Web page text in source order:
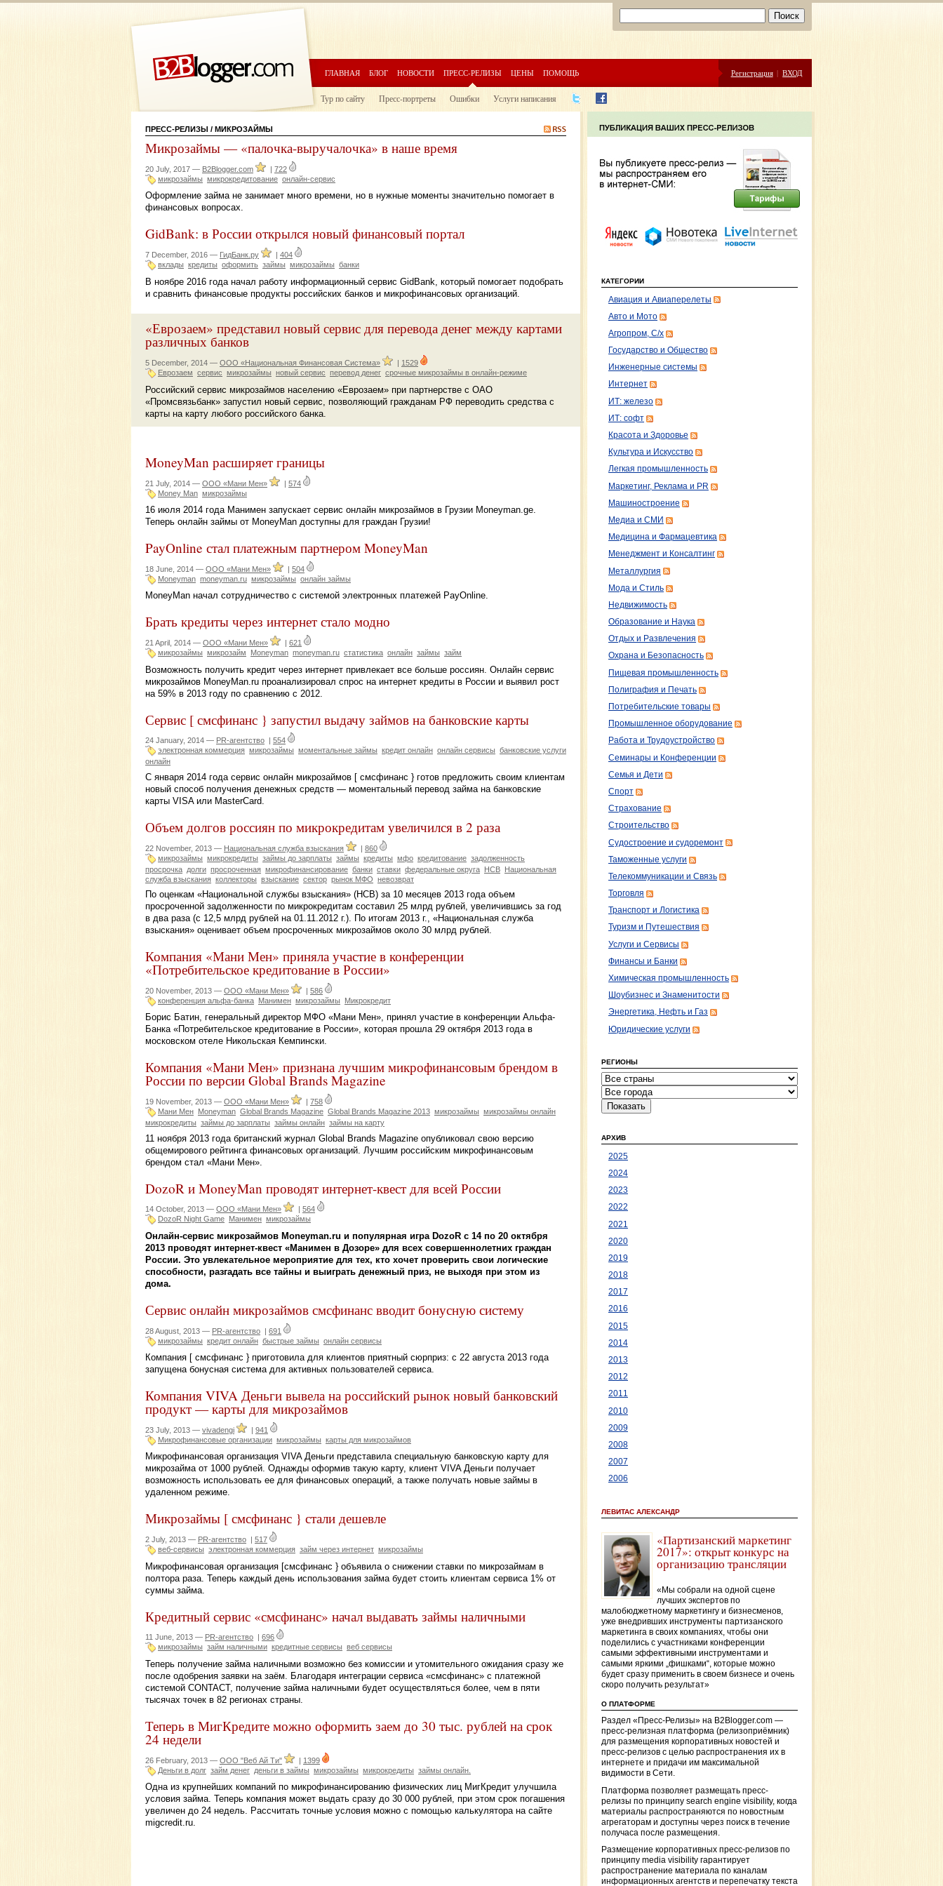
ГЛАВНАЯ БЛОГ НОВОСТИ ПРЕСС-РЕЛИЗЫ ЦЕНЫ ПОМОЩЬ Регистрация | ВХОД
Тур по сайту Пресс-портреты Ошибки Услуги написания
ПРЕСС-РЕЛИЗЫ / МИКРОЗАЙМЫ
Микрозаймы — «палочка-выручалочка» в наше время
20 July, 2017 — B2Blogger.com | 722
микрозаймы микрокредитование онлайн-сервис
Оформление займа не занимает много времени, но в нужные моменты значительно помогает в
финансовых вопросах.
GidBank: в России открылся новый финансовый портал
7 December, 2016 — ГидБанк.ру | 404
вклады кредиты оформить займы микрозаймы банки
В ноябре 2016 года начал работу информационный сервис GidBank, который помогает подобрать
и сравнить финансовые продукты российских банков и микрофинансовых организаций.
«Еврозаем» представил новый сервис для перевода денег между картами
различных банков
5 December, 2014 — ООО «Национальная Финансовая Система»
1529
Еврозаем сервис микрозаймы новый сервис перевод денег срочные микрозаймы в онлайн-режиме
Российский сервис микрозаймов населению «Еврозаем» при партнерстве с ОАО
«Промсвязьбанк» запустил новый сервис, позволяющий гражданам РФ переводить средства с
карты на карту любого российского банка.
MoneyMan расширяет границы
21 July, 2014 — ООО «Мани Мен» | 574
Money Man микрозаймы
16 июля 2014 года Манимен запускает сервис онлайн микрозаймов в Грузии Moneyman.ge.
Теперь онлайн займы от MoneyMan доступны для граждан Грузии!
PayOnline стал платежным партнером MoneyMan
18 June, 2014 — ООО «Мани Мен» | 504
Moneyman moneyman.ru микрозаймы онлайн займы
MoneyMan начал сотрудничество с системой электронных платежей PayOnline.
Брать кредиты через интернет стало модно
21 April, 2014 — ООО «Мани Мен» | 621
микрозаймы микрозайм Moneyman moneyman.ru статистика онлайн займы займ
Возможность получить кредит через интернет привлекает все больше россиян. Онлайн сервис
микрозаймов MoneyMan.ru проанализировал спрос на интернет кредиты в России и выявил рост
на 59% в 2013 году по сравнению с 2012.
Сервис [ смсфинанс } запустил выдачу займов на банковские карты
24 January, 2014 — PR-агентство
554
электронная коммерция микрозаймы моментальные займы кредит онлайн онлайн сервисы банковские услуги
онлайн
С января 2014 года сервис онлайн микрозаймов [ смсфинанс } готов предложить своим клиентам
новый способ получения денежных средств — моментальный перевод займа на банковские
карты VISA или MasterCard.
Объем долгов россиян по микрокредитам увеличился в 2 раза
22 November, 2013 — Национальная служба взыскания | 860
микрозаймы микрокредиты займы до зарплаты займы кредиты мфо кредитование задолженность
просрочка долги просроченная микрофинансирование банки ставки федеральные округа НСВ Национальная
служба взыскания коллекторы взыскание сектор рынок МФО невозврат
По оценкам «Национальной службы взыскания» (НСВ) за 10 месяцев 2013 года объем
просроченной задолженности по микрокредитам составил 25 млрд рублей, увеличившись за год
в два раза (с 12,5 млрд рублей на 01.11.2012 г.). По итогам 2013 г., «Национальная служба
взыскания» оценивает объем просроченных микрозаймов около 30 млрд рублей.
Компания «Мани Мен» приняла участие в конференции
«Потребительское кредитование в России»
20 November, 2013 — ООО «Мани Мен» | 586
конференция альфа-банка Манимен микрозаймы Микрокредит
Борис Батин, генеральный директор МФО «Мани Мен», принял участие в конференции Альфа-
Банка «Потребительское кредитование в России», которая прошла 29 октября 2013 года в
московском отеле Никольская Кемпински.
Компания «Мани Мен» признана лучшим микрофинансовым брендом в
России по версии Global Brands Magazine
19 November, 2013 — ООО «Мани Мен» | 758
Мани Мен Moneyman Global Brands Magazine Global Brands Magazine 2013 микрозаймы микрозаймы онлайн
микрокредиты займы до зарплаты займы онлайн займы на карту
11 ноября 2013 года британский журнал Global Brands Magazine опубликовал свою версию
общемирового рейтинга финансовых организаций. Лучшим российским микрофинансовым
брендом стал «Мани Мен».
DozoR и MoneyMan проводят интернет-квест для всей России
14 October, 2013 — ООО «Мани Мен»
564
DozoR Night Game Манимен микрозаймы
Онлайн-сервис микрозаймов Moneyman.ru и популярная игра DozoR с 14 по 20 октября
2013 проводят интернет-квест «Манимен в Дозоре» для всех совершеннолетних граждан
России. Это увлекательное мероприятие для тех, кто хочет проверить свои логические
способности, разгадать все тайны и выиграть денежный приз, не выходя при этом из
дома.
Сервис онлайн микрозаймов смсфинанс вводит бонусную систему
28 August, 2013 — PR-агентство | 691
микрозаймы кредит онлайн быстрые займы онлайн сервисы
Компания [ смсфинанс } приготовила для клиентов приятный сюрприз: с 22 августа 2013 года
запущена бонусная система для активных пользователей сервиса.
Компания VIVA Деньги вывела на российский рынок новый банковский
продукт — карты для микрозаймов
23 July, 2013 — vivadengi | 941
Микрофинансовые организации микрозаймы карты для микрозаймов
Микрофинансовая организация VIVA Деньги представила специальную банковскую карту для
микрозайма от 1000 рублей. Однажды оформив такую карту, клиент VIVA Деньги получает
возможность использовать ее для финансовых операций, а также получать новые займы в
удаленном режиме.
Микрозаймы [ смсфинанс } стали дешевле
2 July, 2013 — PR-агентство
517
веб-сервисы электронная коммерция займ через интернет микрозаймы
Микрофинансовая организация [смсфинанс } объявила о снижении ставки по микрозаймам в
полтора раза. Теперь каждый день использования займа будет стоить клиентам сервиса 1% от
суммы займа.
Кредитный сервис «смсфинанс» начал выдавать займы наличными
11 June, 2013 — PR-агентство
696
микрозаймы займ наличными кредитные сервисы веб сервисы
Теперь получение займа наличными возможно без комиссии и утомительного ожидания сразу же
после одобрения заявки на заём. Благодаря интеграции сервиса «смсфинанс» с платежной
системой CONTACT, получение займа наличными будет осуществляться более, чем в пяти
тысячах точек в 82 регионах страны.
Теперь в МигКредите можно оформить заем до 30 тыс. рублей на срок
24 недели
26 February, 2013 — ООО "Веб Ай Ти" | 1399
Деньги в долг займ денег деньги в займы микрозаймы микрокредиты займы онлайн.
Одна из крупнейших компаний по микрофинансированию физических лиц МигКредит улучшила
условия займа. Теперь компания может выдать сразу до 30 000 рублей, при этом срок погашения
увеличен до 24 недель. Рассчитать точные условия можно с помощью калькулятора на сайте
migcredit.ru.
КАТЕГОРИИ
Авиация и Авиаперелеты
Авто и Мото
Агропром, С/х
Государство и Общество
Инженерные системы
Интернет
ИТ: железо
ИТ: софт
Красота и Здоровье
Культура и Искусство
Легкая промышленность
Маркетинг, Реклама и PR
Машиностроение
Медиа и СМИ
Медицина и Фармацевтика
Менеджмент и Консалтинг
Металлургия
Мода и Стиль
Недвижимость
Образование и Наука
Отдых и Развлечения
Охрана и Безопасность
Пищевая промышленность
Полиграфия и Печать
Потребительские товары
Промышленное оборудование
Работа и Трудоустройство
Семинары и Конференции
Семья и Дети
Спорт
Страхование
Строительство
Судостроение и судоремонт
Таможенные услуги
Телекоммуникации и Связь
Торговля
Транспорт и Логистика
Туризм и Путешествия
Услуги и Сервисы
Финансы и Банки
Химическая промышленность
Шоубизнес и Знаменитости
Энергетика, Нефть и Газ
Юридические услуги
РЕГИОНЫ
АРХИВ
2025
2024
2023
2022
2021
2020
2019
2018
2017
2016
2015
2014
2013
2012
2011
2010
2009
2008
2007
2006
ЛЕВИТАС АЛЕКСАНДР
«Партизанский маркетинг
2017»: открыт конкурс на
организацию трансляции
«Мы собрали на одной сцене
лучших экспертов по
малобюджетному маркетингу и бизнесменов,
уже внедривших инструменты партизанского
маркетинга в своих компаниях, чтобы они
поделились с участниками конференции
самыми эффективными инструментами и
самыми яркими „фишками“, которые можно
будет сразу применить в своем бизнесе и очень
скоро получить результат»
О ПЛАТФОРМЕ
Раздел «Пресс-Релизы» на B2Blogger.com —
пресс-релизная платформа (релизоприёмник)
для размещения корпоративных новостей и
пресс-релизов с целью распространения их в
интернете и придачи им максимальной
видимости в Сети.
Платформа позволяет размещать пресс-
релизы по принципу search engine visibility, когда
материалы распространяются по новостным
агрегаторам и доступны через поиск в течение
получаса после размещения.
Размещение корпоративных пресс-релизов по
принципу media visibility гарантирует
распространение материала по каналам
информационных агентств и перепечатку текста